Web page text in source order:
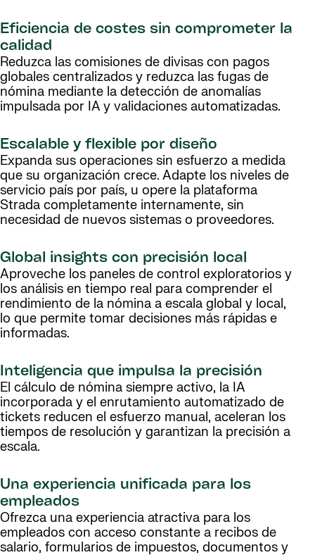
Eficiencia de costes sin comprometer la
calidad
Reduzca las comisiones de divisas con pagos
globales centralizados y reduzca las fugas de
nómina mediante la detección de anomalías
impulsada por IA y validaciones automatizadas.
Escalable y flexible por diseño
Expanda sus operaciones sin esfuerzo a medida
que su organización crece. Adapte los niveles de
servicio país por país, u opere la plataforma
Strada completamente internamente, sin
necesidad de nuevos sistemas o proveedores.
Global insights con precisión local
Aproveche los paneles de control exploratorios y
los análisis en tiempo real para comprender el
rendimiento de la nómina a escala global y local,
lo que permite tomar decisiones más rápidas e
informadas.
Inteligencia que impulsa la precisión
El cálculo de nómina siempre activo, la IA
incorporada y el enrutamiento automatizado de
tickets reducen el esfuerzo manual, aceleran los
tiempos de resolución y garantizan la precisión a
escala.
Una experiencia unificada para los
empleados
Ofrezca una experiencia atractiva para los
empleados con acceso constante a recibos de
salario, formularios de impuestos, documentos y